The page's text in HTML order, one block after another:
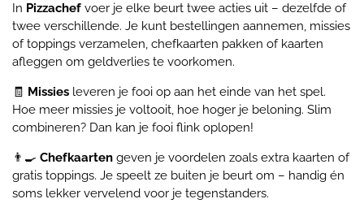
In Pizzachef voer je elke beurt twee acties uit – dezelfde of
twee verschillende. Je kunt bestellingen aannemen, missies
of toppings verzamelen, chefkaarten pakken of kaarten
afleggen om geldverlies te voorkomen.
🧾 Missies leveren je fooi op aan het einde van het spel.
Hoe meer missies je voltooit, hoe hoger je beloning. Slim
combineren? Dan kan je fooi flink oplopen!
👨‍🍳 Chefkaarten geven je voordelen zoals extra kaarten of
gratis toppings. Je speelt ze buiten je beurt om – handig én
soms lekker vervelend voor je tegenstanders.